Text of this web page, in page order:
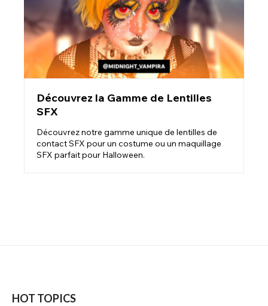
HOT TOPICS
Découvrez la Gamme de Lentilles
SFX
Découvrez notre gamme unique de lentilles de
contact SFX pour un costume ou un maquillage
SFX parfait pour Halloween.